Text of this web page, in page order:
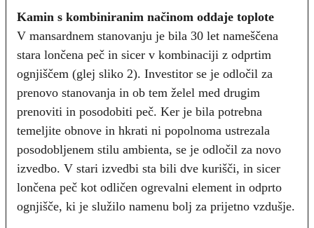
Kamin s kombiniranim načinom oddaje toplote
V mansardnem stanovanju je bila 30 let nameščena
stara lončena peč in sicer v kombinaciji z odprtim
ognjiščem (glej sliko 2). Investitor se je odločil za
prenovo stanovanja in ob tem želel med drugim
prenoviti in posodobiti peč. Ker je bila potrebna
temeljite obnove in hkrati ni popolnoma ustrezala
posodobljenem stilu ambienta, se je odločil za novo
izvedbo. V stari izvedbi sta bili dve kurišči, in sicer
lončena peč kot odličen ogrevalni element in odprto
ognjišče, ki je služilo namenu bolj za prijetno vzdušje.